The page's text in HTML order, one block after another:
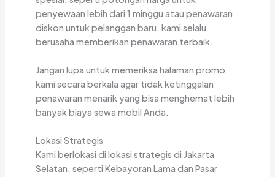
penyewaan lebih dari 1 minggu atau penawaran
diskon untuk pelanggan baru, kami selalu
berusaha memberikan penawaran terbaik.
Jangan lupa untuk memeriksa halaman promo
kami secara berkala agar tidak ketinggalan
penawaran menarik yang bisa menghemat lebih
banyak biaya sewa mobil Anda.
Lokasi Strategis
Kami berlokasi di lokasi strategis di Jakarta
Selatan, seperti Kebayoran Lama dan Pasar